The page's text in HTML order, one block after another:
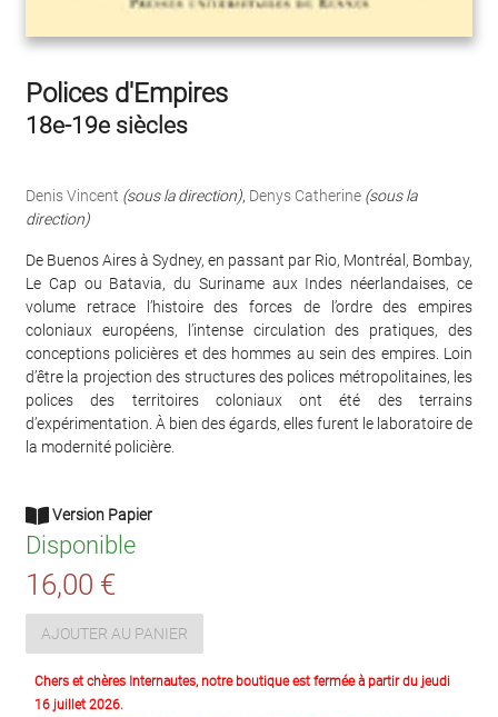
Polices d'Empires
18e-19e siècles
Denis Vincent (sous la direction), Denys Catherine (sous la
direction)
De Buenos Aires à Sydney, en passant par Rio, Montréal, Bombay,
Le Cap ou Batavia, du Suriname aux Indes néerlandaises, ce
volume retrace l’histoire des forces de l’ordre des empires
coloniaux européens, l’intense circulation des pratiques, des
conceptions policières et des hommes au sein des empires. Loin
d’être la projection des structures des polices métropolitaines, les
polices des territoires coloniaux ont été des terrains
d’expérimentation. À bien des égards, elles furent le laboratoire de
la modernité policière.
Version Papier
Disponible
16,00 €
AJOUTER AU PANIER
Chers et chères Internautes, notre boutique est fermée à partir du jeudi
16 juillet 2026.